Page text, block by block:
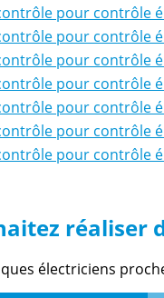
pour contrôle
pour contrôle
pour contrôle
pour contrôle
pour contrôle
pour contrôle
pour contrôle
réaliser
électriciens